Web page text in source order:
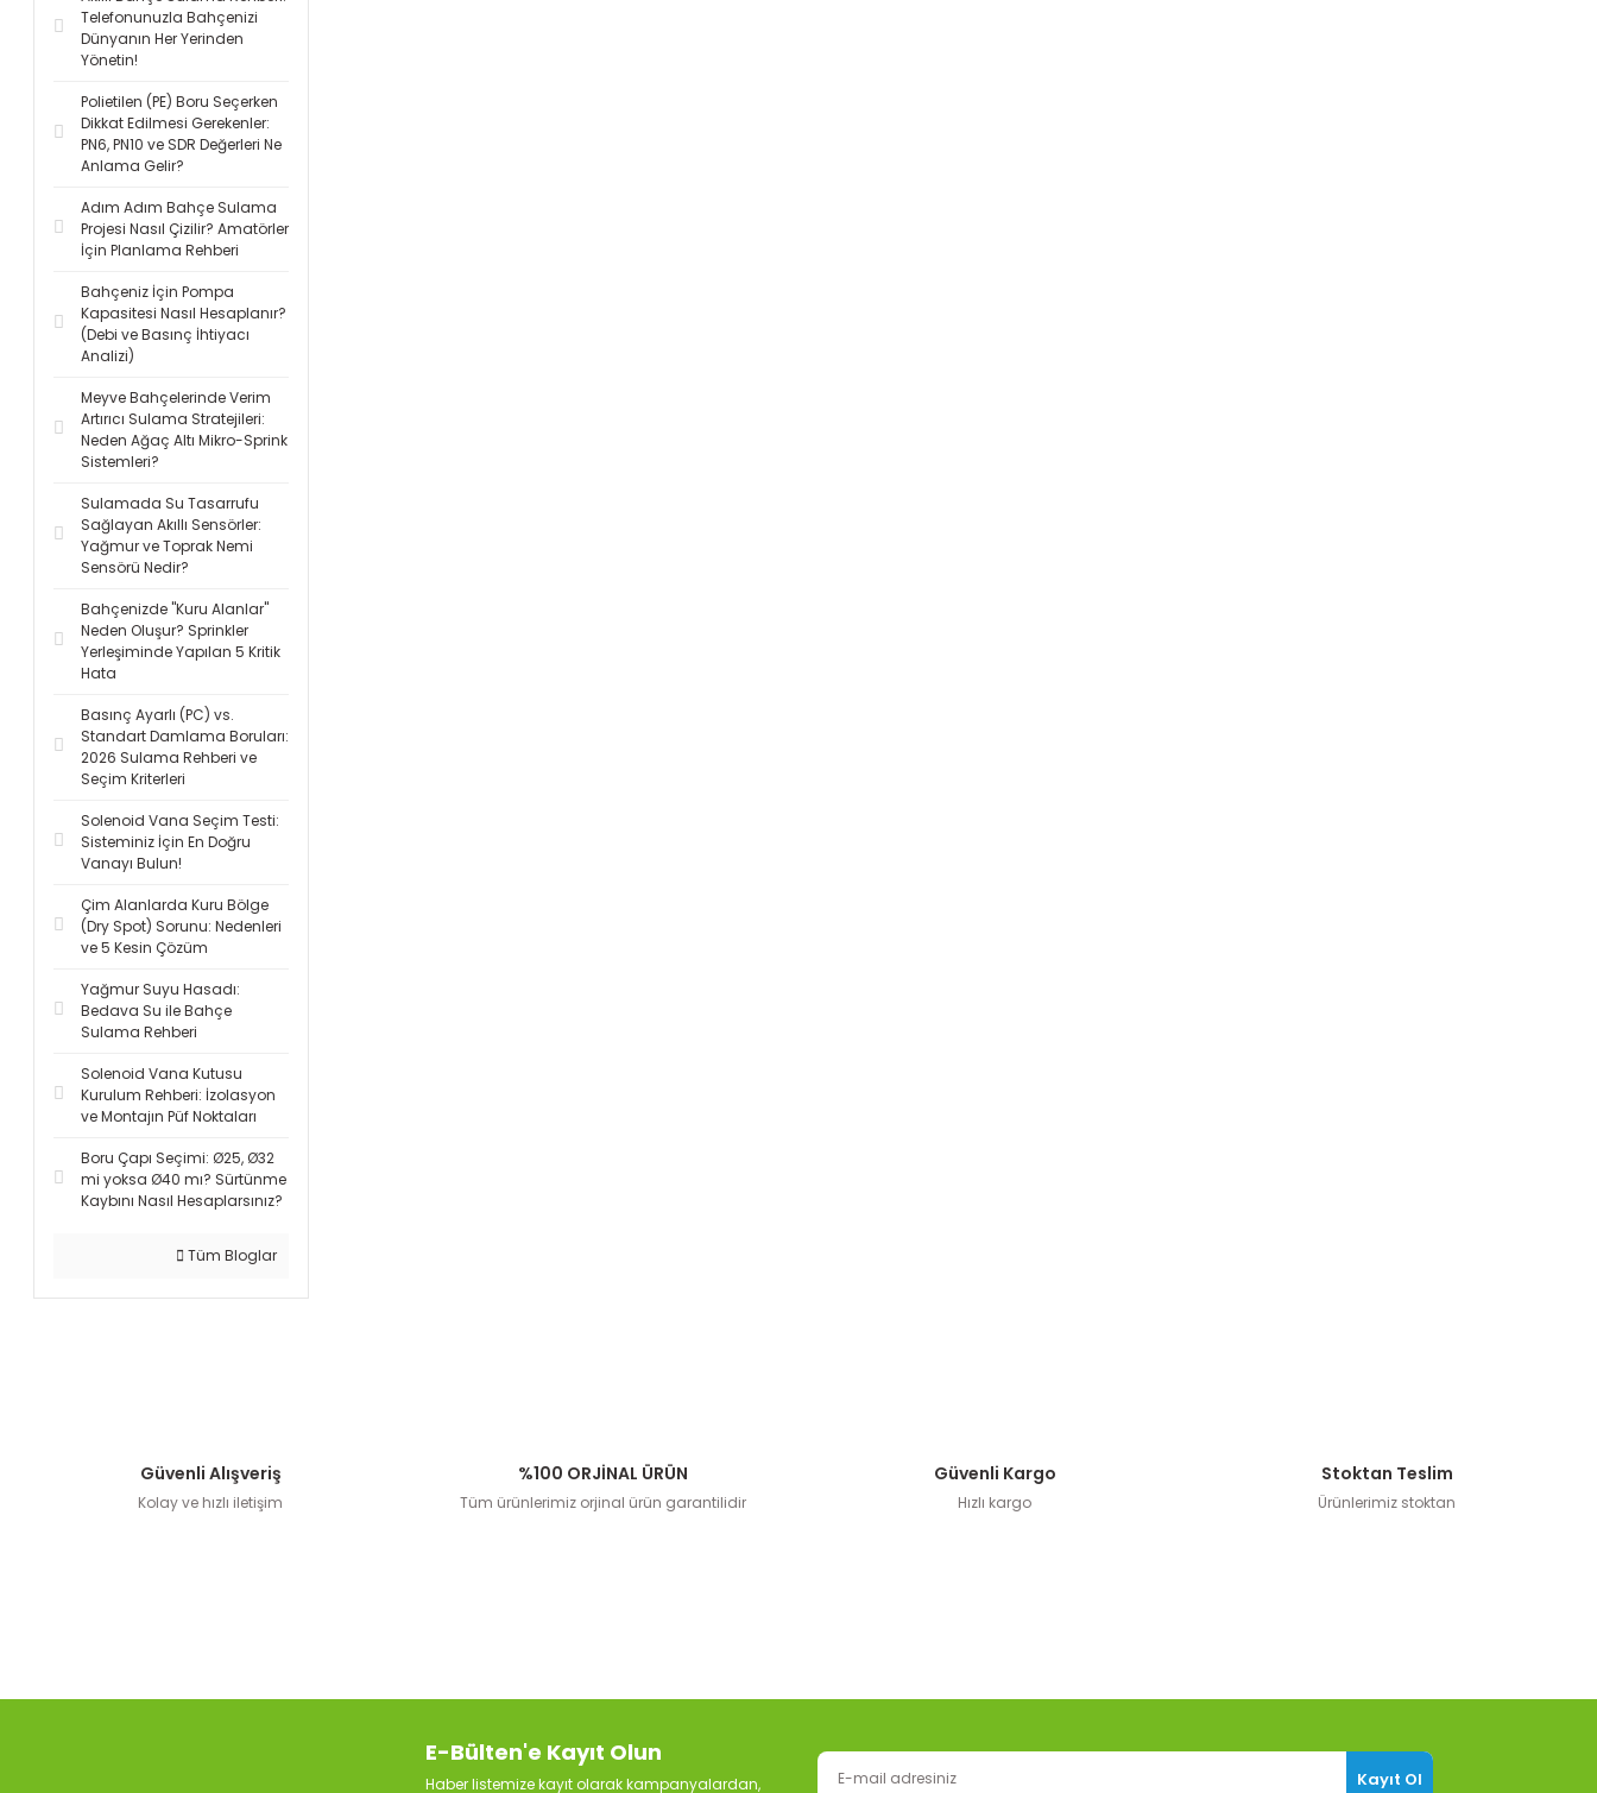
Telefonunuzla Bahçenizi
Dünyanın Her Yerinden
Yönetin!
Polietilen (PE) Boru Seçerken
Dikkat Edilmesi Gerekenler:
PN6, PN10 ve SDR Değerleri Ne
Anlama Gelir?
Adım Adım Bahçe Sulama
Projesi Nasıl Çizilir? Amatörler
İçin Planlama Rehberi
Bahçeniz İçin Pompa
Kapasitesi Nasıl Hesaplanır?
(Debi ve Basınç İhtiyacı
Analizi)
Meyve Bahçelerinde Verim
Artırıcı Sulama Stratejileri:
Neden Ağaç Altı Mikro-Sprink
Sistemleri?
Sulamada Su Tasarrufu
Sağlayan Akıllı Sensörler:
Yağmur ve Toprak Nemi
Sensörü Nedir?
Bahçenizde "Kuru Alanlar"
Neden Oluşur? Sprinkler
Yerleşiminde Yapılan 5 Kritik
Hata
Basınç Ayarlı (PC) vs.
Standart Damlama Boruları:
2026 Sulama Rehberi ve
Seçim Kriterleri
Solenoid Vana Seçim Testi:
Sisteminiz İçin En Doğru
Vanayı Bulun!
Çim Alanlarda Kuru Bölge
(Dry Spot) Sorunu: Nedenleri
ve 5 Kesin Çözüm
Yağmur Suyu Hasadı:
Bedava Su ile Bahçe
Sulama Rehberi
Solenoid Vana Kutusu
Kurulum Rehberi: İzolasyon
ve Montajın Püf Noktaları
Boru Çapı Seçimi: Ø25, Ø32
mi yoksa Ø40 mı? Sürtünme
Kaybını Nasıl Hesaplarsınız?
Tüm Bloglar
Güvenli Alışveriş
Kolay ve hızlı iletişim
%100 ORJİNAL ÜRÜN
Tüm ürünlerimiz orjinal ürün garantilidir
Güvenli Kargo
Hızlı kargo
Stoktan Teslim
Ürünlerimiz stoktan
E-Bülten'e Kayıt Olun
Haber listemize kayıt olarak kampanyalardan, Kayıt Ol